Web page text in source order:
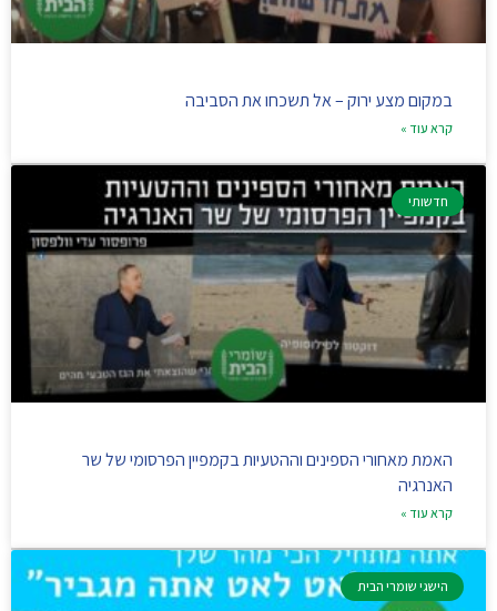
במקום מצע ירוק – אל תשכחו את הסביבה
קרא עוד »
חדשותי
האמת מאחורי הספינים וההטעיות בקמפיין הפרסומי של שר
האנרגיה
קרא עוד »
הישגי שומרי הבית